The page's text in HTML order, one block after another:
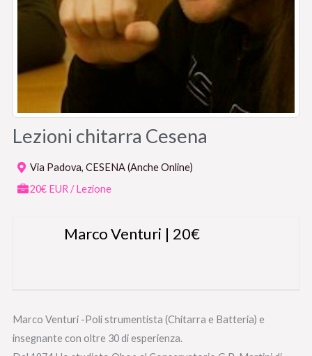
Lezioni chitarra Cesena
Via Padova, CESENA (Anche Online)
20€ EUR / Lezione
Marco Venturi | 20€
Marco Venturi -Poli strumentista (Chitarra e Batteria) e
insegnante con oltre 30 di esperienza.